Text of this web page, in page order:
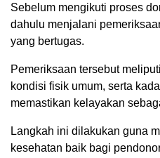
Sebelum mengikuti proses
dahulu menjalani
yang bertugas.
Pemeriksaan tersebut
kondisi fisik umum, serta
memastikan kelayakan
Langkah ini dilakukan guna
kesehatan baik bagi